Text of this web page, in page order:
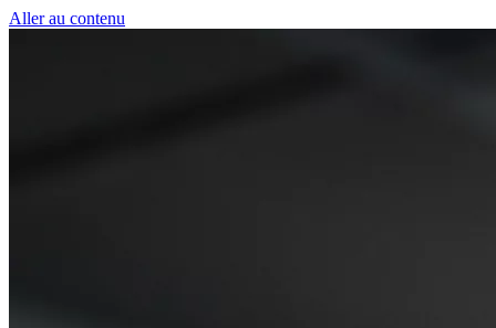
Aller au contenu
Panneau de gestion des cookies